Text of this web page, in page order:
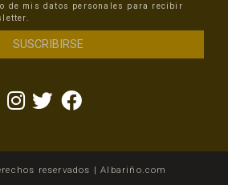
de mis datos personales para recibir
reservados | Albariño.com